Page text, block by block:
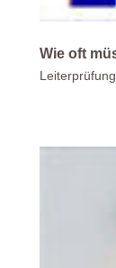
Wie oft